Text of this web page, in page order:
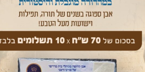
בהעלותך